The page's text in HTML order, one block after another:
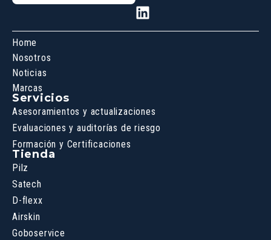
Home
Nosotros
Noticias
Marcas
Servicios
Asesoramientos y actualizaciones
Evaluaciones y auditorías de riesgo
Formación y Certificaciones
Tienda
Pilz
Satech
D-flexx
Airskin
Goboservice